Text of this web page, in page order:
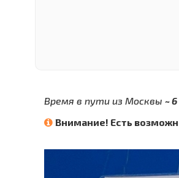
Время в пути из Москвы ~ 6
Внимание! Есть